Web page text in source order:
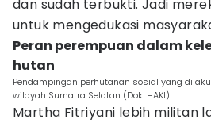
dan sudah terbukti. Jadi
untuk mengedukasi
Peran perempuan dalam
hutan
Pendampingan perhutanan sosial yang
wilayah Sumatra Selatan (Dok: HAKI)
Martha Fitriyani lebih militan